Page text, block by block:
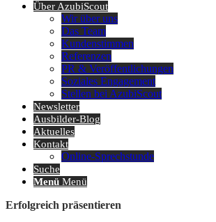
Über AzubiScout
Wir über uns
Das Team
Kundenstimmen
Referenzen
PR & Veröffentlichungen
Soziales Engagement
Stellen bei AzubiScout
Newsletter
Ausbilder-Blog
Aktuelles
Kontakt
Online-Sprechstunde
Suche
Menü Menü
Erfolgreich präsentieren